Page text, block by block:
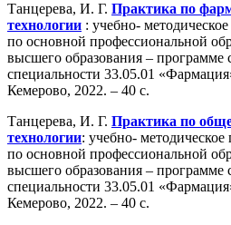
Танцерева, И. Г. Практика по
технологии : учебно-
по основной профессиональной
высшего образования – программе
специальности 33.05.01
Кемерово, 2022. – 40 с.
Танцерева, И. Г. Практика по
технологии: учебно-
по основной профессиональной
высшего образования – программе
специальности 33.05.01
Кемерово, 2022. – 40 с.